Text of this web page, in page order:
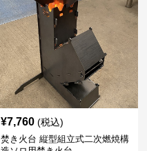
¥7,760 (税込)
焚き火台 縦型組立式二次燃焼構